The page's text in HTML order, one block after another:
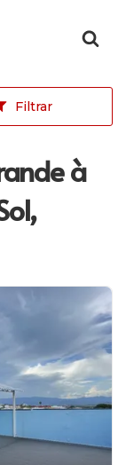
Filtrar
à